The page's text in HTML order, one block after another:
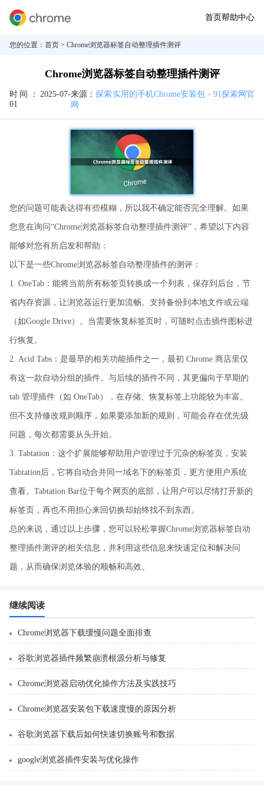
首页帮助中心
您的位置： 首页 > Chrome浏览器标签自动整理插件测评
Chrome浏览器标签自动整理插件测评
时间： 2025-07-
01
来源：探索实用的手机Chrome安装包 - 91探索网官
网
您的问题可能表达得有些模糊，所以我不确定能否完全理解。如果
您意在询问“Chrome浏览器标签自动整理插件测评”，希望以下内容
能够对您有所启发和帮助：
以下是一些Chrome浏览器标签自动整理插件的测评：
1. OneTab：能将当前所有标签页转换成一个列表，保存到后台，节
省内存资源，让浏览器运行更加流畅。支持备份到本地文件或云端
（如Google Drive）。当需要恢复标签页时，可随时点击插件图标进
行恢复。
2. Acid Tabs：是最早的相关功能插件之一，最初 Chrome 商店里仅
有这一款自动分组的插件。与后续的插件不同，其更偏向于早期的
tab 管理插件（如 OneTab），在存储、恢复标签上功能较为丰富。
但不支持修改规则顺序，如果要添加新的规则，可能会存在优先级
问题，每次都需要从头开始。
3. Tabtation：这个扩展能够帮助用户管理过于冗杂的标签页，安装
Tabtation后，它将自动合并同一域名下的标签页，更方便用户系统
查看。Tabtation Bar位于每个网页的底部，让用户可以尽情打开新的
标签页，再也不用担心来回切换却始终找不到东西。
总的来说，通过以上步骤，您可以轻松掌握Chrome浏览器标签自动
整理插件测评的相关信息，并利用这些信息来快速定位和解决问
题，从而确保浏览体验的顺畅和高效。
继续阅读
Chrome浏览器下载缓慢问题全面排查
谷歌浏览器插件频繁崩溃根源分析与修复
Chrome浏览器启动优化操作方法及实践技巧
Chrome浏览器安装包下载速度慢的原因分析
谷歌浏览器下载后如何快速切换账号和数据
google浏览器插件安装与优化操作